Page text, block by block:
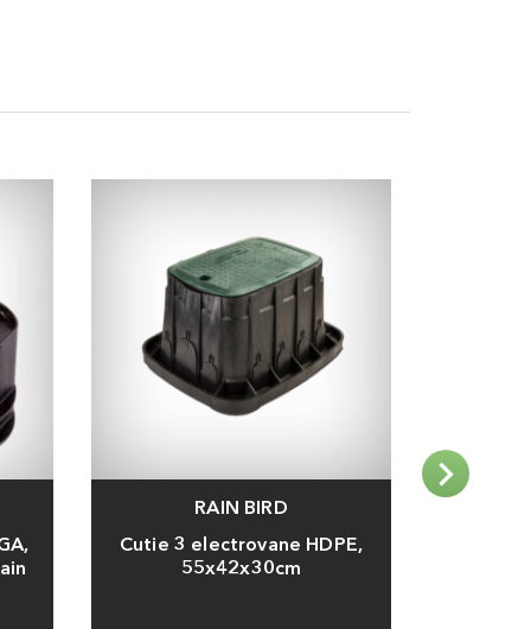
RAIN BIRD
Cutie 3 electrovane HDPE,
55x42x30cm